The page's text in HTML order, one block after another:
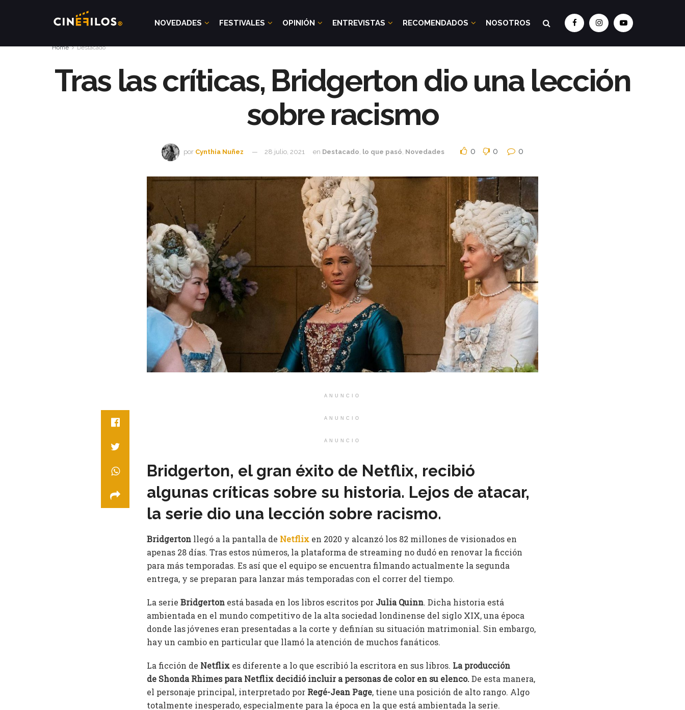
NOVEDADES FESTIVALES OPINIÓN ENTREVISTAS RECOMENDADOS NOSOTROS
Home Destacado
Tras las críticas, Bridgerton dio una lección
sobre racismo
por Cynthia Nuñez 28 julio, 2021 en Destacado lo que pasó Novedades 0 0 0
ANUNCIO
ANUNCIO
ANUNCIO
Bridgerton, el gran éxito de Netflix, recibió
algunas críticas sobre su historia. Lejos de atacar,
la serie dio una lección sobre racismo.
Bridgerton llegó a la pantalla de Netflix en 2020 y alcanzó los 82 millones de visionados en
apenas 28 días. Tras estos números, la plataforma de streaming no dudó en renovar la ficción
para más temporadas. Es así que el equipo se encuentra filmando actualmente la segunda
entrega, y se preparan para lanzar más temporadas con el correr del tiempo.
La serie Bridgerton está basada en los libros escritos por Julia Quinn. Dicha historia está
ambientada en el mundo competitivo de la alta sociedad londinense del siglo XIX, una época
donde las jóvenes eran presentadas a la corte y definían su situación matrimonial. Sin embargo,
hay un cambio en particular que llamó la atención de muchos fanáticos.
La ficción de Netflix es diferente a lo que escribió la escritora en sus libros. La producción
de Shonda Rhimes para Netflix decidió incluir a personas de color en su elenco.De esta manera,
el personaje principal, interpretado por Regé-Jean Page, tiene una posición de alto rango. Algo
totalmente inesperado, especialmente para la época en la que está ambientada la serie.